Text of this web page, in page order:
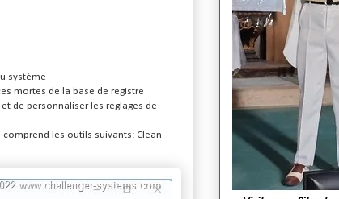
système
mortes de la base de registre
de personnaliser les réglages de
comprend les outils suivants: Clean